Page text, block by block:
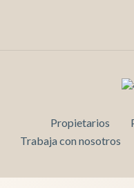
Propietarios
Trabaja con nosotros